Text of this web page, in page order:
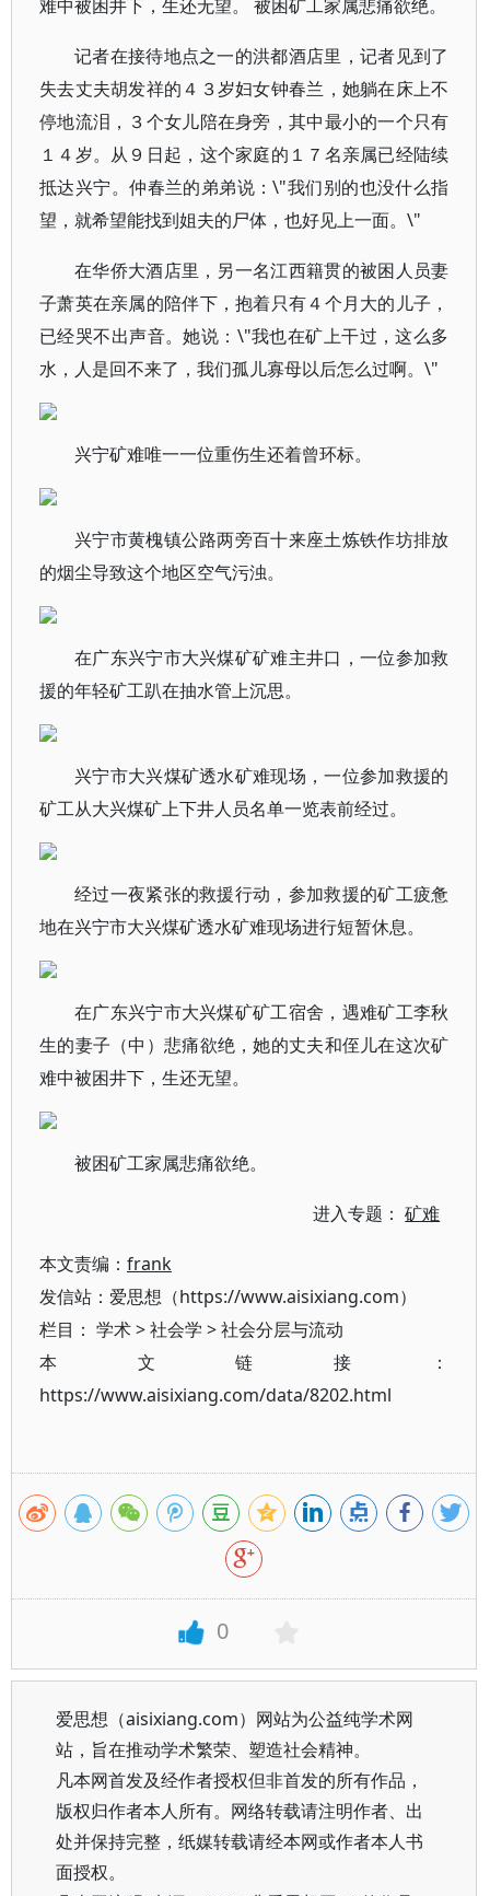
难中被困井下，生还无望。 被困矿工家属悲痛欲绝。
记者在接待地点之一的洪都酒店里，记者见到了
失去丈夫胡发祥的４３岁妇女钟春兰，她躺在床上不
停地流泪，３个女儿陪在身旁，其中最小的一个只有
１４岁。从９日起，这个家庭的１７名亲属已经陆续
抵达兴宁。仲春兰的弟弟说：\"我们别的也没什么指
望，就希望能找到姐夫的尸体，也好见上一面。\"
在华侨大酒店里，另一名江西籍贯的被困人员妻
子萧英在亲属的陪伴下，抱着只有４个月大的儿子，
已经哭不出声音。她说：\"我也在矿上干过，这么多
水，人是回不来了，我们孤儿寡母以后怎么过啊。\"
兴宁矿难唯一一位重伤生还着曾环标。
兴宁市黄槐镇公路两旁百十来座土炼铁作坊排放
的烟尘导致这个地区空气污浊。
在广东兴宁市大兴煤矿矿难主井口，一位参加救
援的年轻矿工趴在抽水管上沉思。
兴宁市大兴煤矿透水矿难现场，一位参加救援的
矿工从大兴煤矿上下井人员名单一览表前经过。
经过一夜紧张的救援行动，参加救援的矿工疲惫
地在兴宁市大兴煤矿透水矿难现场进行短暂休息。
在广东兴宁市大兴煤矿矿工宿舍，遇难矿工李秋
生的妻子（中）悲痛欲绝，她的丈夫和侄儿在这次矿
难中被困井下，生还无望。
被困矿工家属悲痛欲绝。
进入专题：矿难
本文责编： frank
发信站：爱思想（https://www.aisixiang.com）
栏目： 学术>社会学 >社会分层与流动
本文链接：
https://www.aisixiang.com/data/8202.html
0
爱思想（aisixiang.com）网站为公益纯学术网
站，旨在推动学术繁荣、塑造社会精神。
凡本网首发及经作者授权但非首发的所有作品，
版权归作者本人所有。网络转载请注明作者、出
处并保持完整，纸媒转载请经本网或作者本人书
面授权。